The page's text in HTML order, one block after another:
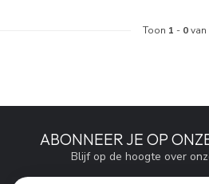
Toon 1 - 0van
ABONNEER JE OP
Blijf op de hoogte over